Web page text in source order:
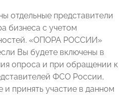
отдельные представители
бизнеса с учетом
«ОПОРА РОССИИ»
Вы будете включены в
опроса и при обращении к
ФСО России,
и принять участие в данном